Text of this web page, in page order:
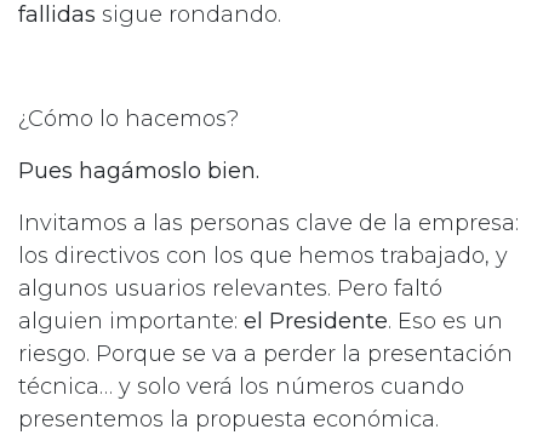
fallidas sigue rondando.
¿Cómo lo hacemos?
Pues hagámoslo bien.
Invitamos a las personas clave de la empresa:
los directivos con los que hemos trabajado, y
algunos usuarios relevantes. Pero faltó
alguien importante: el Presidente. Eso es un
riesgo. Porque se va a perder la presentación
técnica… y solo verá los números cuando
presentemos la propuesta económica.